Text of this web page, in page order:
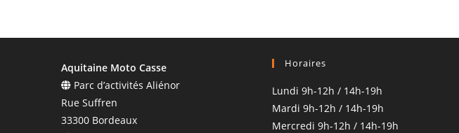
Aquitaine Moto Casse
Parc d’activités Aliénor
Rue Suffren
33300 Bordeaux
Horaires
Lundi 9h-12h / 14h-19h
Mardi 9h-12h / 14h-19h
Mercredi 9h-12h / 14h-19h